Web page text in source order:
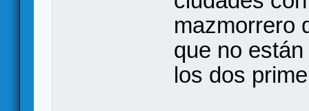
mazmorrero
que no
los dos